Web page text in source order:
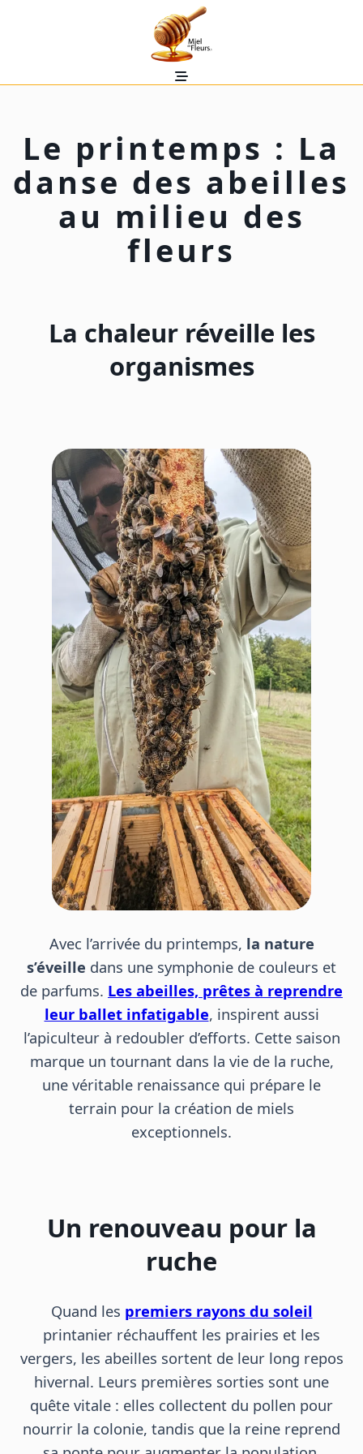
Skip
to
content
Le printemps : La
danse des abeilles
au milieu des
fleurs
La chaleur réveille les
organismes
Avec l’arrivée du printemps, la nature
s’éveille dans une symphonie de couleurs et
de parfums. Les abeilles, prêtes à reprendre
leur ballet infatigable, inspirent aussi
l’apiculteur à redoubler d’efforts. Cette saison
marque un tournant dans la vie de la ruche,
une véritable renaissance qui prépare le
terrain pour la création de miels
exceptionnels.
Un renouveau pour la
ruche
Quand les premiers rayons du soleil
printanier réchauffent les prairies et les
vergers, les abeilles sortent de leur long repos
hivernal. Leurs premières sorties sont une
quête vitale : elles collectent du pollen pour
nourrir la colonie, tandis que la reine reprend